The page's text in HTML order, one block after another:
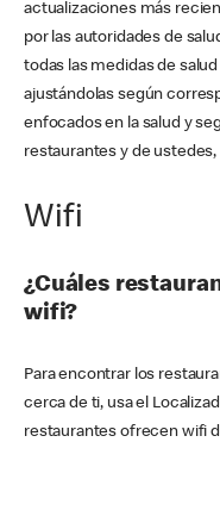
actualizaciones más
por las autoridades de
todas las medidas de
ajustándolas según
enfocados en la salud y
restaurantes y de
Wifi
¿Cuáles
wifi?
Para encontrar los
cerca de ti, usa el
restaurantes ofrecen wifi